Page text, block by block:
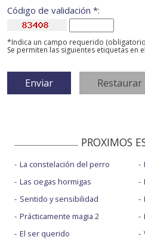
Código de validación *:
*Indica un campo requerido
Se permiten las siguientes etiquetas en
PROXIMOS
La constelación del perro
Las ciegas hormigas
Sentido y sensibilidad
Prácticamente magia 2
El ser querido